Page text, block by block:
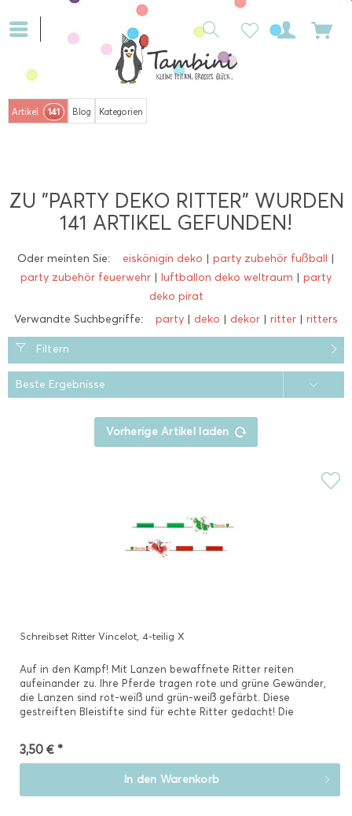
Artikel 141 Blog Kategorien
ZU "PARTY DEKO RITTER" WURDEN
141 ARTIKEL GEFUNDEN!
Oder meinten Sie: eiskönigin deko | party zubehör fußball |
party zubehör feuerwehr | luftballon deko weltraum | party
deko pirat
Verwandte Suchbegriffe:
party | deko | dekor | ritter | ritters
Filtern
Vorherige Artikel laden
Schreibset Ritter Vincelot, 4-teilig X
Auf in den Kampf! Mit Lanzen bewaffnete Ritter reiten
aufeinander zu. Ihre Pferde tragen rote und grüne Gewänder,
die Lanzen sind rot-weiß und grün-weiß gefärbt. Diese
gestreiften Bleistifte sind für echte Ritter gedacht! Die
3,50 € *
In den Warenkorb